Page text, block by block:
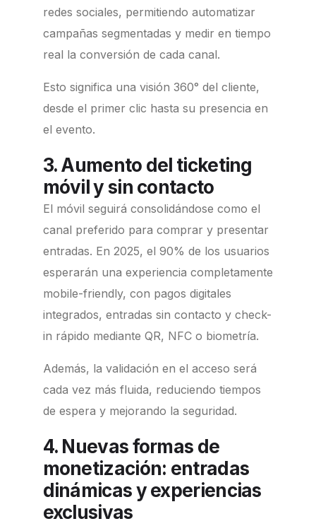
redes sociales, permitiendo automatizar
campañas segmentadas y medir en tiempo
real la conversión de cada canal.
Esto significa una visión 360° del cliente,
desde el primer clic hasta su presencia en
el evento.
3. Aumento del ticketing
móvil y sin contacto
El móvil seguirá consolidándose como el
canal preferido para comprar y presentar
entradas. En 2025, el 90% de los usuarios
esperarán una experiencia completamente
mobile-friendly, con pagos digitales
integrados, entradas sin contacto y check-
in rápido mediante QR, NFC o biometría.
Además, la validación en el acceso será
cada vez más fluida, reduciendo tiempos
de espera y mejorando la seguridad.
4. Nuevas formas de
monetización: entradas
dinámicas y experiencias
exclusivas